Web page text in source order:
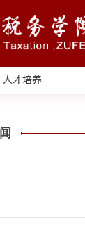
人才培养